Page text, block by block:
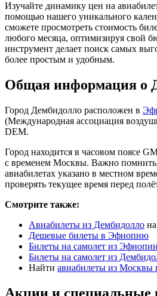
Изучайте динамику цен на
помощью нашего уникального
сможете просмотреть стоимость
любого месяца, оптимизируя свой
инструмент делает поиск самых
более простым и удобным.
Общая информация о
Город Дембидолло расположен в
(Международная ассоциация
DEM.
Город находится в часовом поясе
с временем Москвы. Важно
авиабилетах указано в местном
проверять текущее время перед
Смотрите также:
Авиабилеты из Дембидолло
Дешевые билеты в Эфиопию
Билеты на самолет из Эфиопии
Билеты на самолет из
Найти авиабилеты из